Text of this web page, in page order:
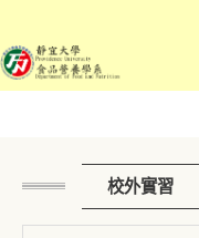
主
要
校外實習